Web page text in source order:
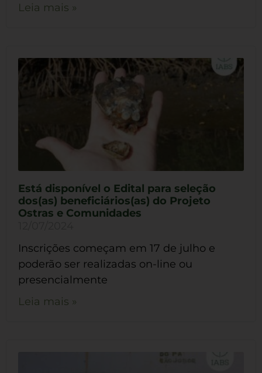
Leia mais »
Está disponível o Edital para seleção
dos(as) beneficiários(as) do Projeto
Ostras e Comunidades
Inscrições começam em 17 de julho e
poderão ser realizadas on-line ou
presencialmente
Leia mais »